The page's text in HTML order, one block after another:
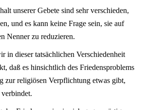
unserer Gebete sind sehr verschieden,
und es kann keine Frage sein, sie auf
Nenner zu reduzieren.
in dieser tatsächlichen Verschiedenheit
daß es hinsichtlich des Friedensproblems
zur religiösen Verpflichtung etwas gibt,